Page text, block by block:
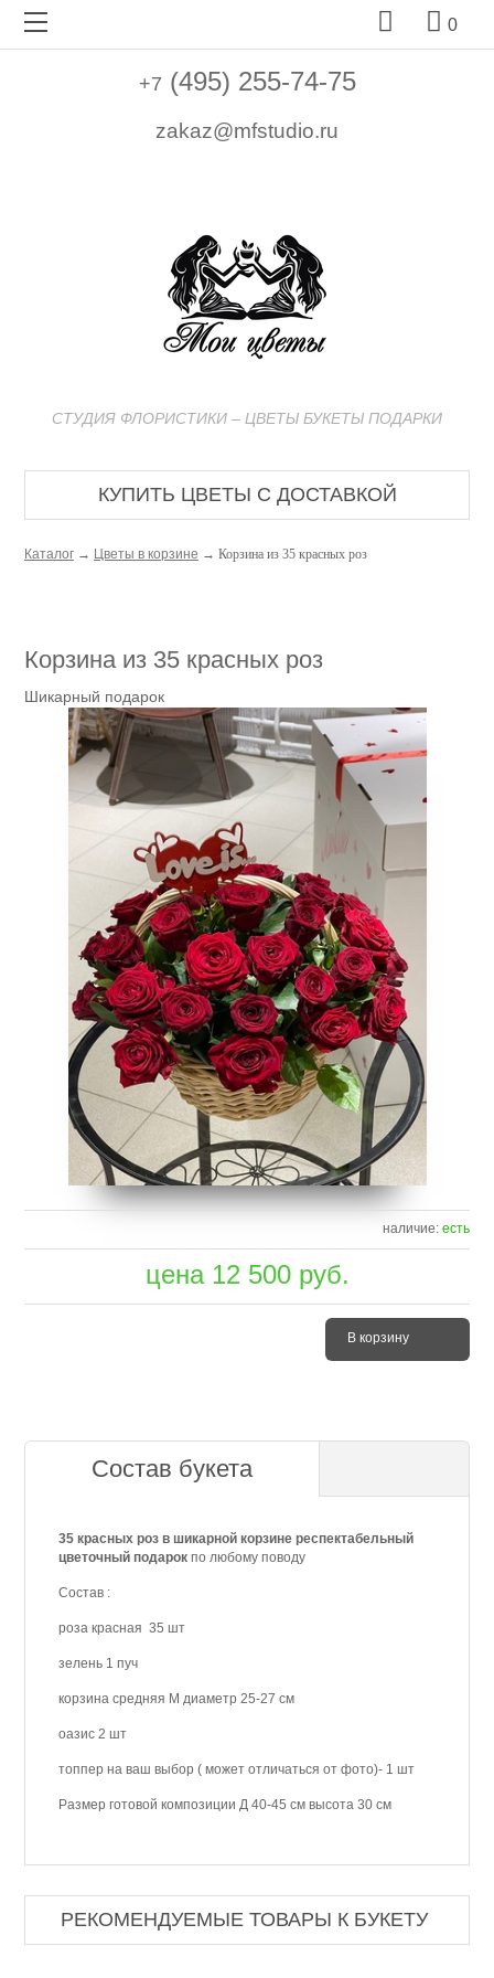
  0
+7 (495) 255-74-75
zakaz@mfstudio.ru
СТУДИЯ ФЛОРИСТИКИ – ЦВЕТЫ БУКЕТЫ ПОДАРКИ
КУПИТЬ ЦВЕТЫ С ДОСТАВКОЙ
Каталог → Цветы в корзине → Корзина из 35 красных роз
Корзина из 35 красных роз
Шикарный подарок
наличие: есть
цена 12 500руб.
В корзину
Состав букета
35 красных роз в шикарной корзине респектабельный
цветочный подарок по любому поводу
Состав :
роза красная 35 шт
зелень 1 пуч
корзина средняя М диаметр 25-27 см
оазис 2 шт
топпер на ваш выбор ( может отличаться от фото)- 1 шт
Размер готовой композиции Д 40-45 см высота 30 см
РЕКОМЕНДУЕМЫЕ ТОВАРЫ К БУКЕТУ